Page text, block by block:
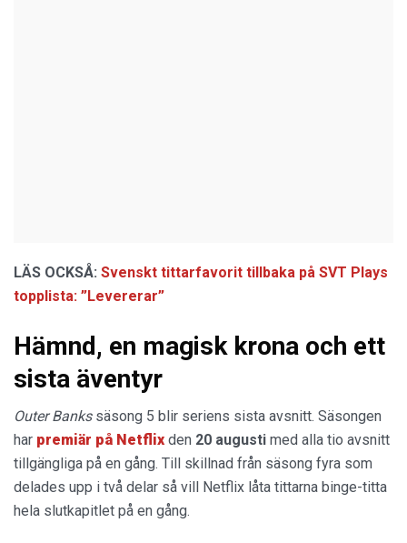
LÄS OCKSÅ: Svenskt tittarfavorit tillbaka på SVT Plays
topplista: ”Levererar”
Hämnd, en magisk krona och ett
sista äventyr
Outer Bankssäsong 5 blir seriens sista avsnitt. Säsongen
har premiär på Netflix den 20 augusti med alla tio avsnitt
tillgängliga på en gång. Till skillnad från säsong fyra som
delades upp i två delar så vill Netflix låta tittarna binge-titta
hela slutkapitlet på en gång.